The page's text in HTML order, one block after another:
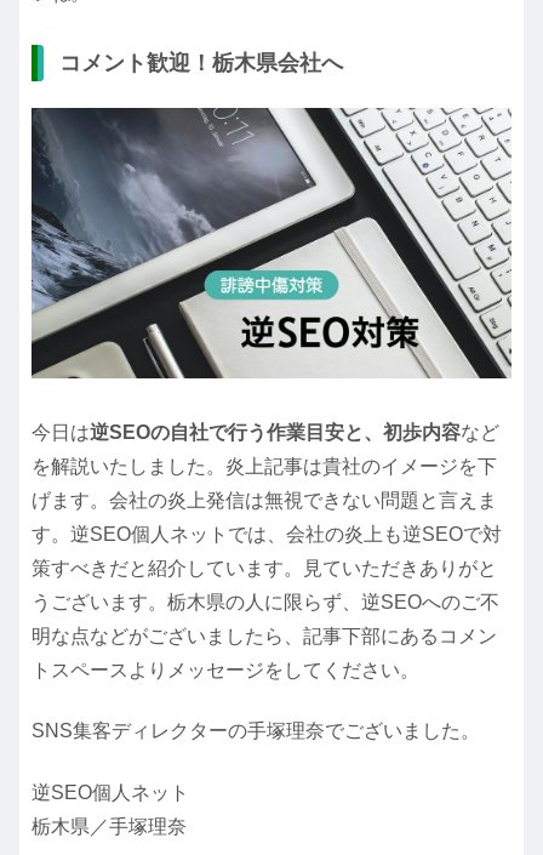
コメント歓迎！栃木県会社へ
今日は逆SEOの自社で行う作業目安と、初歩内容など
を解説いたしました。炎上記事は貴社のイメージを下
げます。会社の炎上発信は無視できない問題と言えま
す。逆SEO個人ネットでは、会社の炎上も逆SEOで対
策すべきだと紹介しています。見ていただきありがと
うございます。栃木県の人に限らず、逆SEOへのご不
明な点などがございましたら、記事下部にあるコメン
トスペースよりメッセージをしてください。
SNS集客ディレクターの手塚理奈でございました。
逆SEO個人ネット
栃木県／手塚理奈